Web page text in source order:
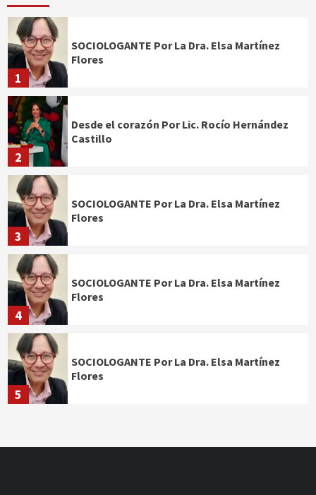
1
SOCIOLOGANTE Por La Dra. Elsa Martínez
Flores
2
Desde el corazón Por Lic. Rocío Hernández
Castillo
3
SOCIOLOGANTE Por La Dra. Elsa Martínez
Flores
4
SOCIOLOGANTE Por La Dra. Elsa Martínez
Flores
5
SOCIOLOGANTE Por La Dra. Elsa Martínez
Flores